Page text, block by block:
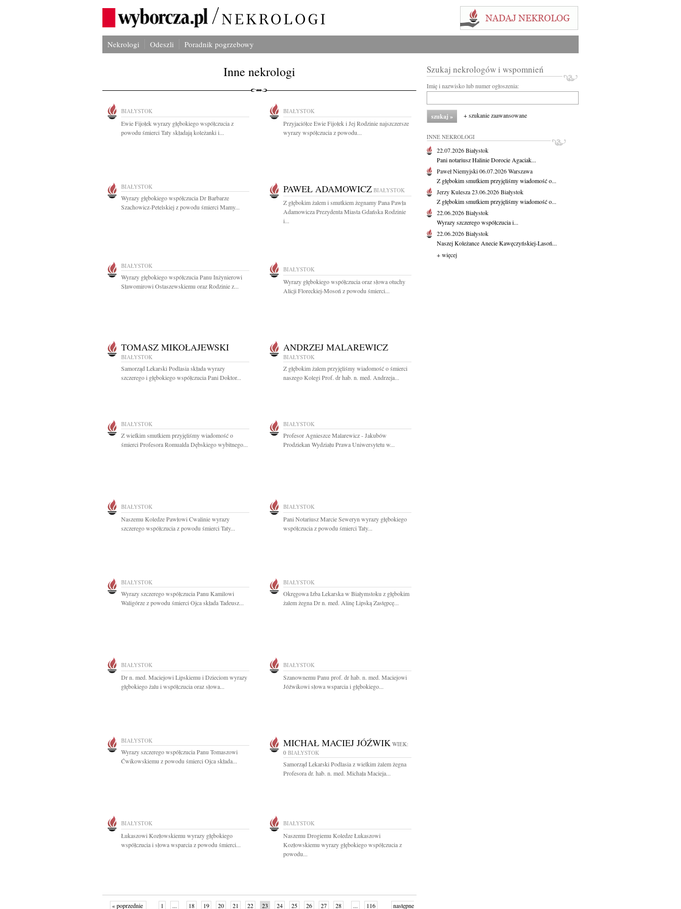
Nekrologi Odeszli Poradnik pogrzebowy
Inne nekrologi
BIAŁYSTOK
Ewie Fijołek wyrazy głębokiego współczucia z
powodu śmierci Taty składają koleżanki i...
BIAŁYSTOK
Przyjaciółce Ewie Fijołek i Jej Rodzinie najszczersze
wyrazy współczucia z powodu...
BIAŁYSTOK
Wyrazy głębokiego współczucia Dr Barbarze
Szachowicz-Petelskiej z powodu śmierci Mamy...
PAWEŁ ADAMOWICZ BIAŁYSTOK
Z głębokim żalem i smutkiem żegnamy Pana Pawła
Adamowicza Prezydenta Miasta Gdańska Rodzinie
i...
BIAŁYSTOK
Wyrazy głębokiego współczucia Panu Inżynierowi
Sławomirowi Ostaszewskiemu oraz Rodzinie z...
BIAŁYSTOK
Wyrazy głębokiego współczucia oraz słowa otuchy
Alicji Floreckiej-Mosoń z powodu śmierci...
TOMASZ MIKOŁAJEWSKI
BIAŁYSTOK
Samorząd Lekarski Podlasia składa wyrazy
szczerego i głębokiego współczucia Pani Doktor...
ANDRZEJ MALAREWICZ
BIAŁYSTOK
Z głębokim żalem przyjęliśmy wiadomość o śmierci
naszego Kolegi Prof. dr hab. n. med. Andrzeja...
BIAŁYSTOK
Z wielkim smutkiem przyjęliśmy wiadomość o
śmierci Profesora Romualda Dębskiego wybitnego...
BIAŁYSTOK
Profesor Agnieszce Malarewicz - Jakubów
Prodziekan Wydziału Prawa Uniwersytetu w...
BIAŁYSTOK
Naszemu Koledze Pawłowi Cwalinie wyrazy
szczerego współczucia z powodu śmierci Taty...
BIAŁYSTOK
Pani Notariusz Marcie Seweryn wyrazy głębokiego
współczucia z powodu śmierci Taty...
BIAŁYSTOK
Wyrazy szczerego współczucia Panu Kamilowi
Waligórze z powodu śmierci Ojca składa Tadeusz...
BIAŁYSTOK
Okręgowa Izba Lekarska w Białymstoku z głębokim
żalem żegna Dr n. med. Alinę Lipską Zastępcę...
BIAŁYSTOK
Dr n. med. Maciejowi Lipskiemu i Dzieciom wyrazy
głębokiego żalu i współczucia oraz słowa...
BIAŁYSTOK
Szanownemu Panu prof. dr hab. n. med. Maciejowi
Jóźwikowi słowa wsparcia i głębokiego...
BIAŁYSTOK
Wyrazy szczerego współczucia Panu Tomaszowi
Ćwikowskiemu z powodu śmierci Ojca składa...
MICHAŁ MACIEJ JÓŹWIK WIEK:
0 BIAŁYSTOK
Samorząd Lekarski Podlasia z wielkim żalem żegna
Profesora dr. hab. n. med. Michała Macieja...
BIAŁYSTOK
Łukaszowi Kozłowskiemu wyrazy głębokiego
współczucia i słowa wsparcia z powodu śmierci...
BIAŁYSTOK
Naszemu Drogiemu Koledze Łukaszowi
Kozłowskiemu wyrazy głębokiego współczucia z
powodu...
« poprzednie 1 ... 18 19 20 21 22 23 24 25 26 27 28 ... 116 następne
Szukaj nekrologów i wspomnień
Imię i nazwisko lub numer ogłoszenia:
+ szukanie zaawansowane
INNE NEKROLOGI
22.07.2026Białystok
Pani notariusz Halinie Dorocie Agaciak...
Paweł Niemyjski06.07.2026Warszawa
Z głębokim smutkiem przyjęliśmy wiadomość o...
Jerzy Kulesza23.06.2026Białystok
Z głębokim smutkiem przyjęliśmy wiadomość o...
22.06.2026Białystok
Wyrazy szczerego współczucia i...
22.06.2026Białystok
Naszej Koleżance Anecie Kawęczyńskiej-Lasoń...
+ więcej